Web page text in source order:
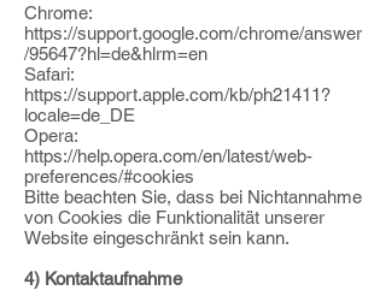
Chrome:
https://support.google.com/chrome/answer
/95647?hl=de&hlrm=en
Safari:
https://support.apple.com/kb/ph21411?
locale=de_DE
Opera:
https://help.opera.com/en/latest/web-
preferences/#cookies
Bitte beachten Sie, dass bei Nichtannahme
von Cookies die Funktionalität unserer
Website eingeschränkt sein kann.
4) Kontaktaufnahme